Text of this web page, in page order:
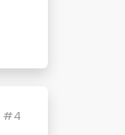
#4